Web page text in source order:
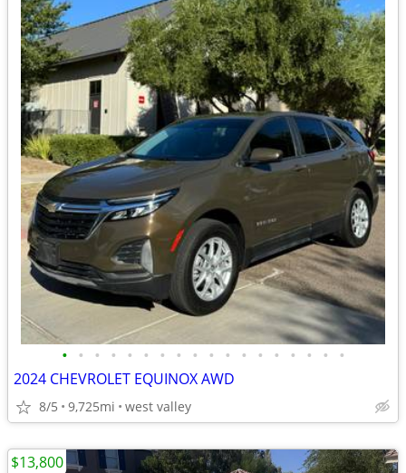
• • • • • • • • • • • • • • • • • •
2024 CHEVROLET EQUINOX AWD
8/5 9,725mi west valley
$13,800